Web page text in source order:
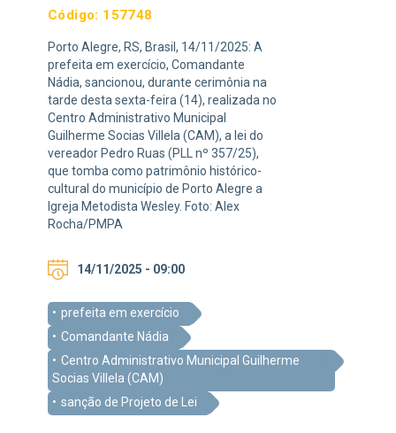
Código: 157748
Porto Alegre, RS, Brasil, 14/11/2025: A
prefeita em exercício, Comandante
Nádia, sancionou, durante cerimônia na
tarde desta sexta-feira (14), realizada no
Centro Administrativo Municipal
Guilherme Socias Villela (CAM), a lei do
vereador Pedro Ruas (PLL nº 357/25),
que tomba como patrimônio histórico-
cultural do município de Porto Alegre a
Igreja Metodista Wesley. Foto: Alex
Rocha/PMPA
14/11/2025 - 09:00
prefeita em exercício
Comandante Nádia
Centro Administrativo Municipal Guilherme
Socias Villela (CAM)
sanção de Projeto de Lei